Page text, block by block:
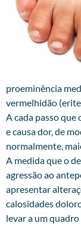
proeminência
vermelhidão
A cada passo
e causa dor, de
normalmente,
A medida que o
agressão ao
apresentar
calosidades
levar a um